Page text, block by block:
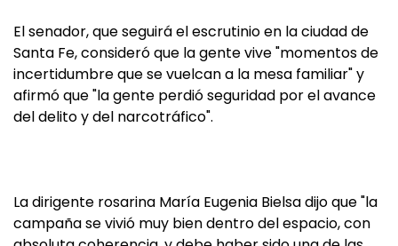
El senador, que seguirá el escrutinio en la ciudad de
Santa Fe, consideró que la gente vive "momentos de
incertidumbre que se vuelcan a la mesa familiar" y
afirmó que "la gente perdió seguridad por el avance
del delito y del narcotráfico".
La dirigente rosarina María Eugenia Bielsa dijo que "la
campaña se vivió muy bien dentro del espacio, con